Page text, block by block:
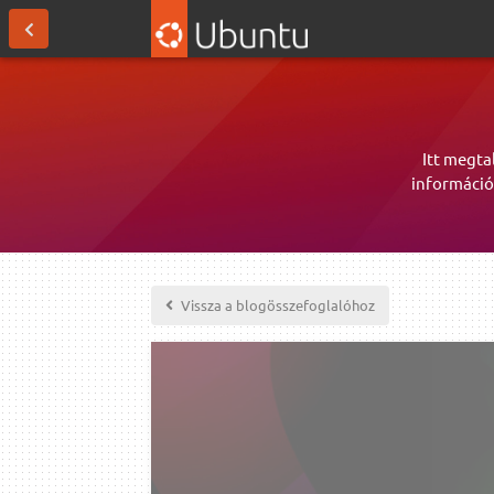
Itt
Vissza a blogösszefoglalóhoz